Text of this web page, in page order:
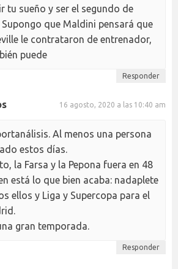
tu sueño y ser el segundo de
Supongo que Maldini pensará que
le contrataron de entrenador,
puede
Responder
16 agosto, 2020 a las 10:40 am
Al menos una persona
estos días.
la Farsa y la Pepona fuera en 48
está lo que bien acaba: nadaplete
ellos y Liga y Supercopa para el
gran temporada.
Responder